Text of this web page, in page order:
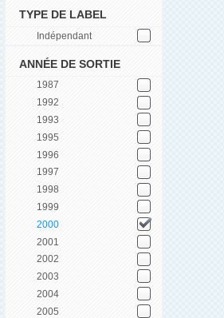
TYPE DE LABEL
Indépendant
ANNÉE DE SORTIE
1987
1992
1993
1995
1996
1997
1998
1999
2000
2001
2002
2003
2004
2005